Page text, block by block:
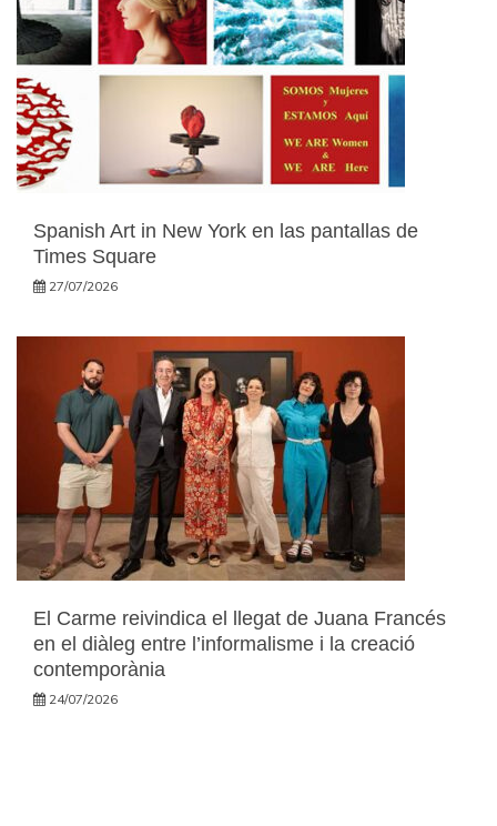
Spanish Art in New York en las pantallas de
Times Square
27/07/2026
El Carme reivindica el llegat de Juana Francés
en el diàleg entre l’informalisme i la creació
contemporània
24/07/2026